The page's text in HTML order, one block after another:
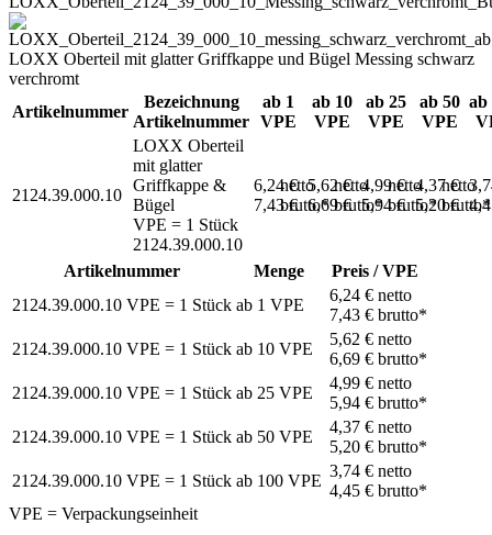
LOXX Oberteil mit glatter Griffkappe und Bügel Messing schwarz
verchromt
Artikelnummer
Bezeichnung
Artikelnummer
ab 1
VPE
ab 10
VPE
ab 25
VPE
ab 50
VPE
ab
2124.39.000.10
LOXX Oberteil
mit glatter
Griffkappe &
Bügel
VPE = 1 Stück
2124.39.000.10
6,24 €
netto
7,43 €brutto*
5,62 €
netto
6,69 €brutto*
4,99 €
netto
5,94 €brutto*
4,37 €
netto
5,20 €brutto*
Artikelnummer Menge
Preis / VPE
2124.39.000.10 VPE = 1 Stück ab 1 VPE
6,24 €netto
7,43 €brutto*
2124.39.000.10 VPE = 1 Stück ab 10 VPE
5,62 €netto
6,69 €brutto*
2124.39.000.10 VPE = 1 Stück ab 25 VPE
4,99 €netto
5,94 €brutto*
2124.39.000.10 VPE = 1 Stück ab 50 VPE
4,37 €netto
5,20 €brutto*
2124.39.000.10 VPE = 1 Stück ab 100 VPE
3,74 €netto
4,45 €brutto*
VPE = Verpackungseinheit